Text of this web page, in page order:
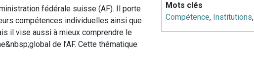
fédérale suisse (AF). Il porte
compétences individuelles ainsi que
il vise aussi à mieux comprendre le
de l’AF. Cette thématique
Mots clés
Compétence, Institutions,